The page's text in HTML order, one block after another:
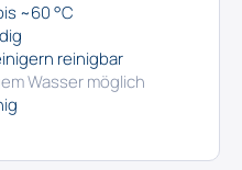
~60 °C
reinigbar
Wasser möglich